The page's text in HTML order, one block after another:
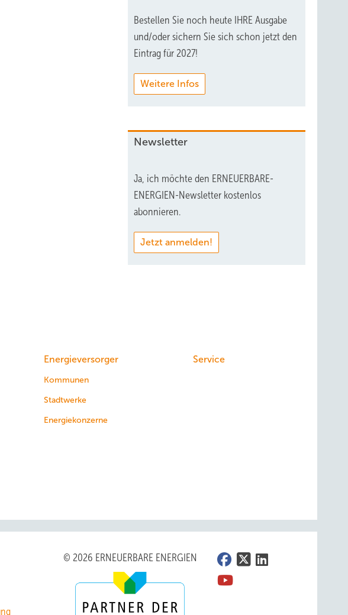
Bestellen Sie noch heute IHRE Ausgabe
und/oder sichern Sie sich schon jetzt den
Eintrag für 2027!
Weitere Infos
Newsletter
Ja, ich möchte den ERNEUERBARE-
ENERGIEN-Newsletter kostenlos
abonnieren.
Jetzt anmelden!
Energieversorger
Kommunen
Stadtwerke
Energiekonzerne
Service
© 2026 ERNEUERBARE ENERGIEN